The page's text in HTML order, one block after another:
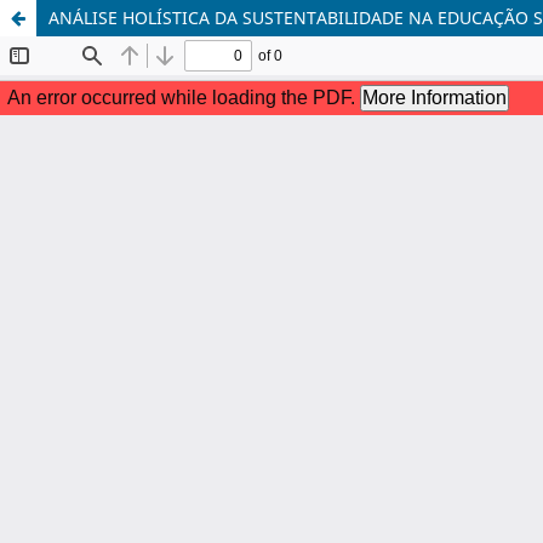
ANÁLISE HOLÍSTICA DA SUSTENTABILIDADE NA EDUCAÇÃO